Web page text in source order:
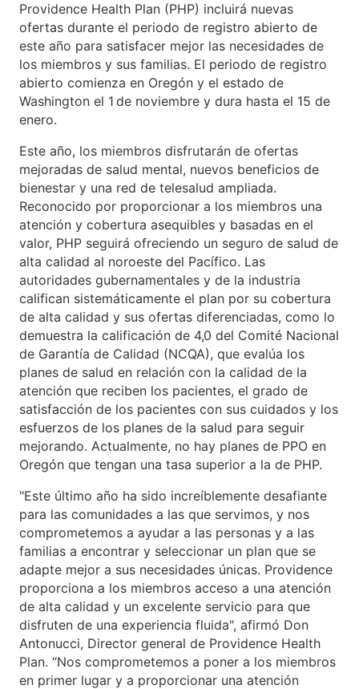
Providence Health Plan (PHP) incluirá nuevas
ofertas durante el periodo de registro abierto de
este año para satisfacer mejor las necesidades de
los miembros y sus familias. El periodo de registro
abierto comienza en Oregón y el estado de
Washington el 1 de noviembre y dura hasta el 15 de
enero.
Este año, los miembros disfrutarán de ofertas
mejoradas de salud mental, nuevos beneficios de
bienestar y una red de telesalud ampliada.
Reconocido por proporcionar a los miembros una
atención y cobertura asequibles y basadas en el
valor, PHP seguirá ofreciendo un seguro de salud de
alta calidad al noroeste del Pacífico. Las
autoridades gubernamentales y de la industria
califican sistemáticamente el plan por su cobertura
de alta calidad y sus ofertas diferenciadas, como lo
demuestra la calificación de 4,0 del Comité Nacional
de Garantía de Calidad (NCQA), que evalúa los
planes de salud en relación con la calidad de la
atención que reciben los pacientes, el grado de
satisfacción de los pacientes con sus cuidados y los
esfuerzos de los planes de la salud para seguir
mejorando. Actualmente, no hay planes de PPO en
Oregón que tengan una tasa superior a la de PHP.
"Este último año ha sido increíblemente desafiante
para las comunidades a las que servimos, y nos
comprometemos a ayudar a las personas y a las
familias a encontrar y seleccionar un plan que se
adapte mejor a sus necesidades únicas. Providence
proporciona a los miembros acceso a una atención
de alta calidad y un excelente servicio para que
disfruten de una experiencia fluida", afirmó Don
Antonucci, Director general de Providence Health
Plan. “Nos comprometemos a poner a los miembros
en primer lugar y a proporcionar una atención